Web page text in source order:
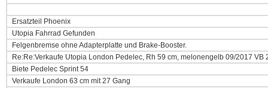
Ersatzteil Phoenix
Utopia Fahrrad Gefunden
Felgenbremse ohne Adapterplatte und Brake-Booster.
Re:Re:Verkaufe Utopia London Pedelec, Rh 59 cm, melonengelb 09/2017 VB
Biete Pedelec Sprint 54
Verkaufe London 63 cm mit 27 Gang